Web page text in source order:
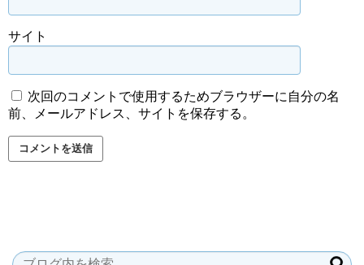
サイト
次回のコメントで使用するためブラウザーに自分の名
前、メールアドレス、サイトを保存する。